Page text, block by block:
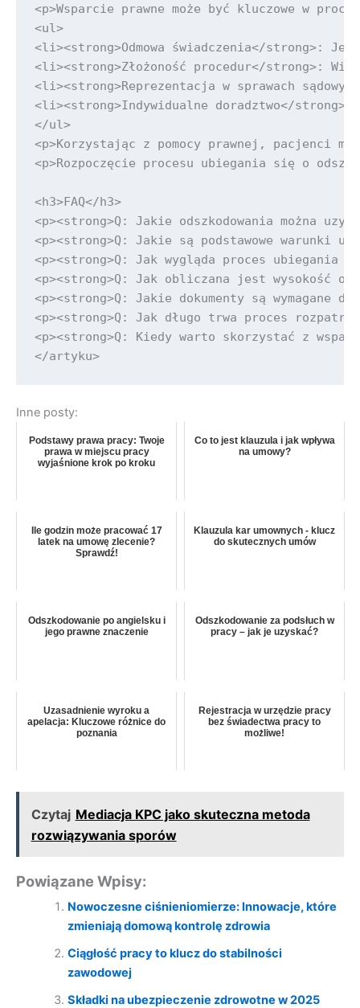
<p>Wsparcie prawne może być kluczowe w
<ul>
<li><strong>Odmowa świadczenia</strong>:
<li><strong>Złożoność procedur</strong>:
<li><strong>Reprezentacja w sprawach
<li><strong>Indywidualne doradztwo</
</ul>
<p>Korzystając z pomocy prawnej, pacjenci
<p>Rozpoczęcie procesu ubiegania się o
<h3>FAQ</h3>
<p><strong>Q: Jakie odszkodowania można
<p><strong>Q: Jakie są podstawowe warunki
<p><strong>Q: Jak wygląda proces ubiegania
<p><strong>Q: Jak obliczana jest wysokość
<p><strong>Q: Jakie dokumenty są wymagane
<p><strong>Q: Jak długo trwa proces
<p><strong>Q: Kiedy warto skorzystać z
Inne posty:
Podstawy prawa pracy: Twoje
prawa w miejscu pracy
wyjaśnione krok po kroku
Co to jest klauzula i jak wpływa
na umowy?
Ile godzin może pracować 17
latek na umowę zlecenie?
Sprawdź!
Klauzula kar umownych - klucz
do skutecznych umów
Odszkodowanie po angielsku i
jego prawne znaczenie
Odszkodowanie za podsłuch w
pracy – jak je uzyskać?
Uzasadnienie wyroku a
apelacja: Kluczowe różnice do
poznania
Rejestracja w urzędzie pracy
bez świadectwa pracy to
możliwe!
Czytaj Mediacja KPC jako skuteczna metoda
rozwiązywania sporów
Powiązane Wpisy:
Nowoczesne ciśnieniomierze: Innowacje, które
zmieniają domową kontrolę zdrowia
Ciągłość pracy to klucz do stabilności
zawodowej
Składki na ubezpieczenie zdrowotne w 2025